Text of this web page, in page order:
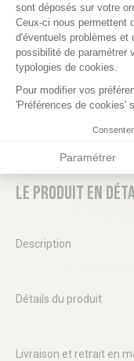
25,79 €
Le produit en
Description
Détails du produit
Livraison et retrait en
sont déposés sur votre
Ceux-ci nous permettent
d'éventuels problèmes et
possibilité de paramétrer
typologies de cookies.
Pour modifier vos
'Préférences de cookies'
Paramétrer